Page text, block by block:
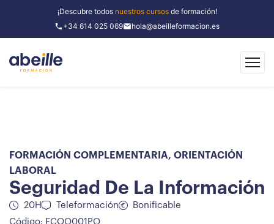
¡Descubre todos nuestros cursosde formación!
+34 614 025 069
hola@abeilleformacion.es
FORMACIÓN COMPLEMENTARIA, ORIENTACIÓN
LABORAL
Seguridad De La Información
20H Teleformación
Bonificable
Código: FCOO001PO